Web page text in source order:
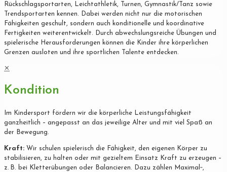
Rückschlagsportarten, Leichtathletik, Turnen, Gymnastik/Tanz sowie
Trendsportarten kennen. Dabei werden nicht nur die motorischen
Fähigkeiten geschult, sondern auch konditionelle und koordinative
Fertigkeiten weiterentwickelt. Durch abwechslungsreiche Übungen und
spielerische Herausforderungen können die Kinder ihre körperlichen
Grenzen ausloten und ihre sportlichen Talente entdecken.
✕
Kondition
Im Kindersport fördern wir die körperliche Leistungsfähigkeit
ganzheitlich – angepasst an das jeweilige Alter und mit viel Spaß an
der Bewegung.
Kraft: Wir schulen spielerisch die Fähigkeit, den eigenen Körper zu
stabilisieren, zu halten oder mit gezieltem Einsatz Kraft zu erzeugen –
z. B. bei Kletterübungen oder Balancieren. Dazu zählen Maximal‐,